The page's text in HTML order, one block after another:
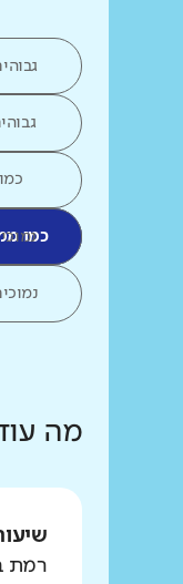
כמו
מה
רמת